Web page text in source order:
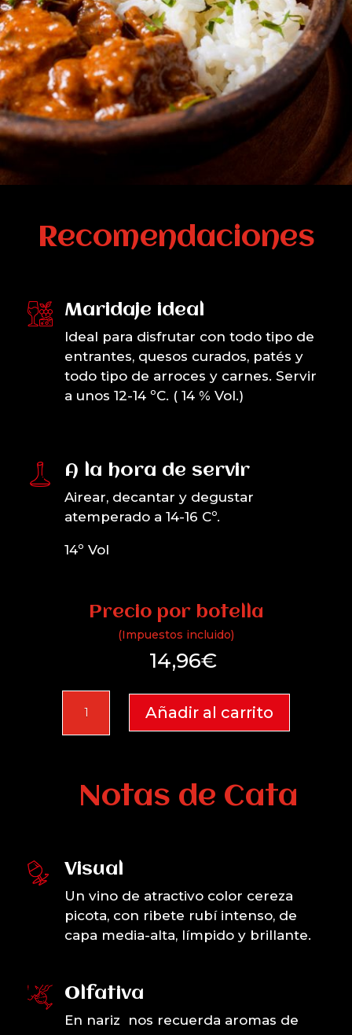
Recomendaciones
Maridaje ideal
Ideal para disfrutar con todo tipo de
entrantes, quesos curados, patés y
todo tipo de arroces y carnes. Servir
a unos 12-14 ºC. ( 14 % Vol.)
A la hora de servir
Airear, decantar y degustar
atemperado a 14-16 Cº.
14º Vol
Precio por botella
(Impuestos incluido)
14,96€
2024
cantidad
Añadir al carrito
Notas de Cata
Visual
Un vino de atractivo color cereza
picota, con ribete rubí intenso, de
capa media-alta, límpido y brillante.
Olfativa
En nariz nos recuerda aromas de